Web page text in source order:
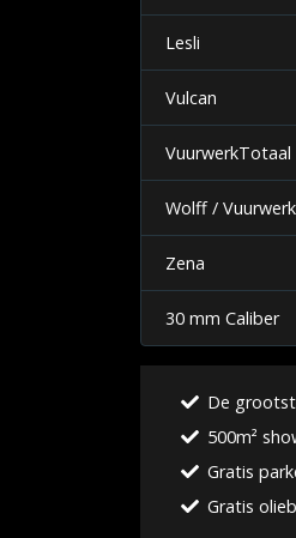
Lesli
Vulcan
VuurwerkTotaal
Wolff /
Zena
30 mm Caliber
De
500m²
Gratis
Gratis